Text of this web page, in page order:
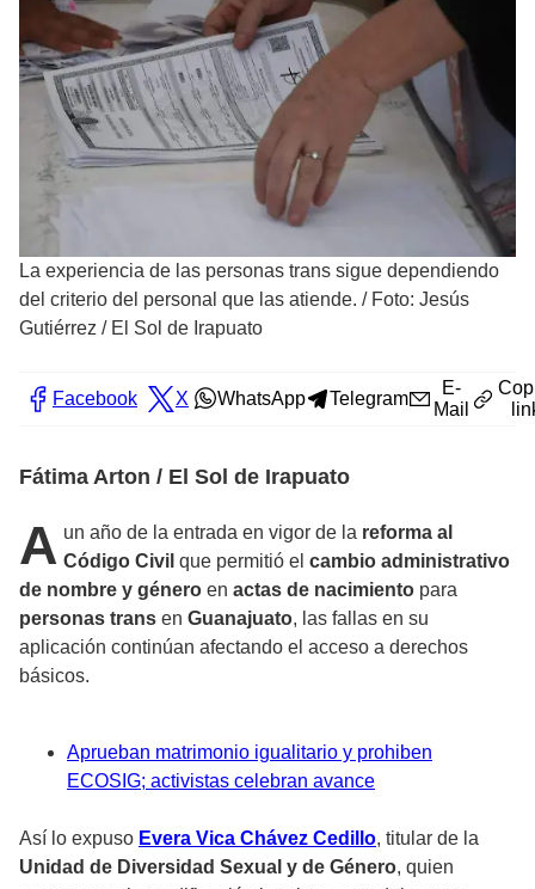
La experiencia de las personas trans sigue dependiendo
del criterio del personal que las atiende. / Foto: Jesús
Gutiérrez / El Sol de Irapuato
Facebook X WhatsApp Telegram
E-
Mail
Fátima Arton / El Sol de Irapuato
A un año de la entrada en vigor de la reforma al
Código Civil que permitió el cambio administrativo
de nombre y género en actas de nacimiento para
personas trans en Guanajuato, las fallas en su
aplicación continúan afectando el acceso a derechos
básicos.
Aprueban matrimonio igualitario y prohiben
ECOSIG; activistas celebran avance
Así lo expuso Evera Vica Chávez Cedillo, titular de la
Unidad de Diversidad Sexual y de Género, quien